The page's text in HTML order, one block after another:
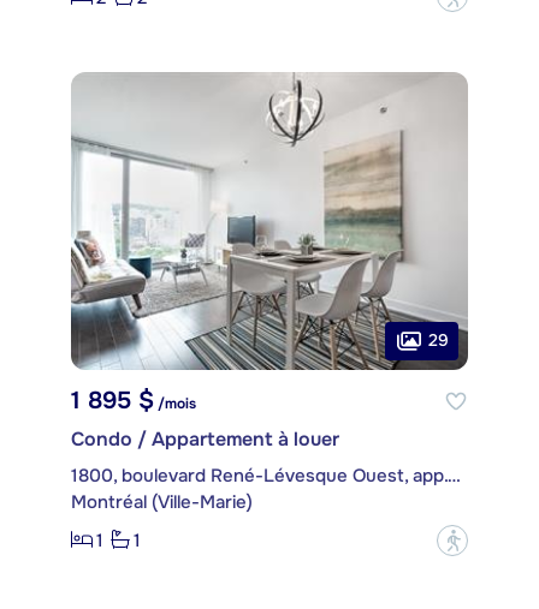
29
1 895 $ /mois
Condo / Appartement à louer
1800, boulevard René-Lévesque Ouest, app. 1605
Montréal (Ville-Marie)
1
1 ?